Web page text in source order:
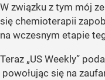
W związku z tym mój
się chemioterapii
na wczesnym etapie
Teraz „US Weekly”
powołując się na